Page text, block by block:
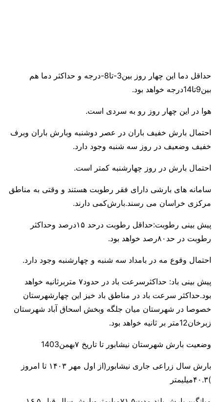
حداقل دما این چهار روز بین3-تا8-درجه و حداکثر دما هم
بین9تا14درجه خواهد بود.
هوا در این چهار روز رو به سردی است.
احتمال بارش خفیف باران در عصر دوشنبه وبارش باران وبرف
خفیف وضعیف در روز سه شنبه وجود دارد.
احتمال بارش در روز چهارشنبه کمتر است.
سامانه های بارشی دارای فقر رطوبت هستند و وقتی به مناطق
مرکزی خراسان می رسند.بارش‌کمی دارند.
پیش بینی رطوبت:حداقل رطوبت درحد ۱۵درصد وحداکثر
رطوبت در حد۸۰رصد خواهد بود.
احتمال وقوع مه در بامداد سه شنبه و چهارشنبه وجود دارد.
پیش بینی باد: حداکثرسرعت باد در حدود۷ متربرثانیه خواهد
بود.حداکثر سرعت باد در مناطق باد خیز این چهارشهرستان
خصوصا در شهرستان میان جلگه وبخش اسحاق آباد شهرستان
زبرخان12متر بر ثانیه خواهد بود.
وضعیت بارش شهرستان نیشابور تا تاریخ ۷بهمن1403
بارش سال زراعی جاری نیشابور(از اول مهر ۱۴۰۳ تا امروز
)۴۰.۳میلیمتر